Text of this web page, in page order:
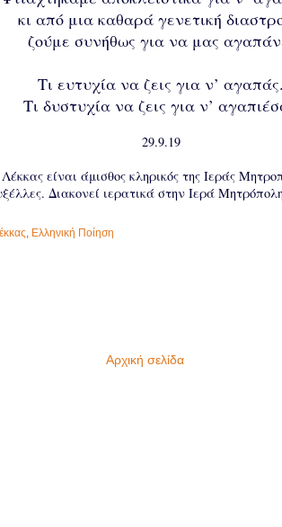
κι από μια καθαρά γενετική
ζούμε συνήθως για να μας
Τι ευτυχία να ζεις για ν’ αγαπάς.
Τι δυστυχία να ζεις για ν’
29.9.19
είναι άμισθος κληρικός της Ιεράς
Διακονεί ιερατικά στην Ιερά
Ελληνική Ποίηση
Αρχική σελίδα